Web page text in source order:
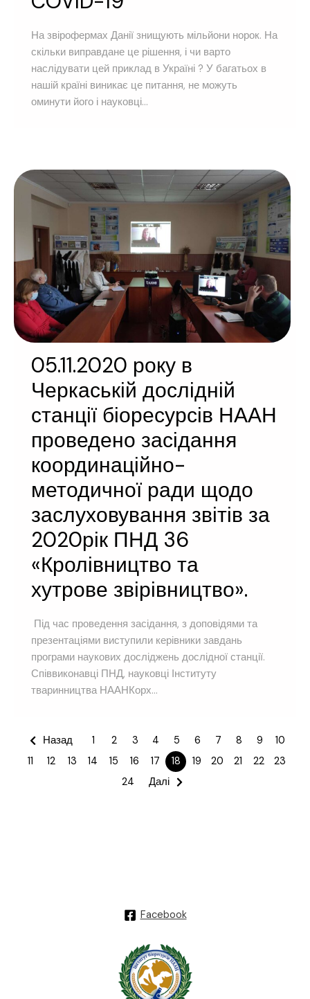
На звірофермах Данії знищують мільйони норок. На
скільки виправдане це рішення, і чи варто
наслідувати цей приклад в Україні ? У багатьох в
нашій країні виникає це питання, не можуть
оминути його і науковці...
05.11.2020 року в
Черкаській дослідній
станції біоресурсів НААН
проведено засідання
координаційно-
методичної ради щодо
заслуховування звітів за
2020рік ПНД 36
«Кролівництво та
хутрове звірівництво».
Під час проведення засідання, з доповідями та
презентаціями виступили керівники завдань
програми наукових досліджень дослідної станції.
Співвиконавці ПНД, науковці Інституту
тваринництва НААНКорх...
Назад 1 2 3 4 5 6 7 8 9
10
11
12 13 14 15 16 17 18 19 20 21 22
23
24
Далі
Facebook